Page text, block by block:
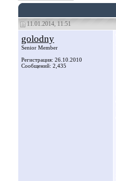
11.01.2014, 11:51
golodny
Senior Member
Регистрация: 26.10.2010
Сообщений: 2,435